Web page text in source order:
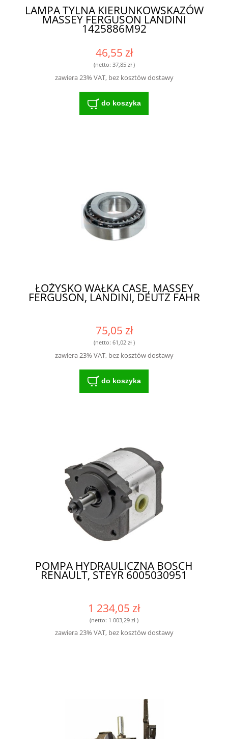
LAMPA TYLNA KIERUNKOWSKAZÓW
MASSEY FERGUSON LANDINI
1425886M92
46,55 zł
(netto: 37,85 zł)
zawiera 23% VAT, bez kosztów dostawy
do koszyka
ŁOŻYSKO WAŁKA CASE, MASSEY
FERGUSON, LANDINI, DEUTZ FAHR
75,05 zł
(netto: 61,02 zł)
zawiera 23% VAT, bez kosztów dostawy
do koszyka
POMPA HYDRAULICZNA BOSCH
RENAULT, STEYR 6005030951
1 234,05 zł
(netto: 1 003,29 zł )
zawiera 23% VAT, bez kosztów dostawy